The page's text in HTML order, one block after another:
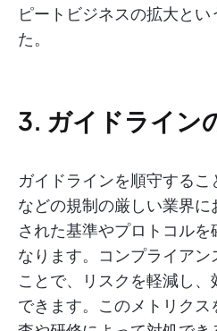
ピートビジネスの拡大とい
た。
3. ガイドライン
ガイドラインを順守する
などの規制の厳しい業界
された基準やプロトコル
なります。コンプライア
ことで、リスクを軽減し
できます。このメトリク